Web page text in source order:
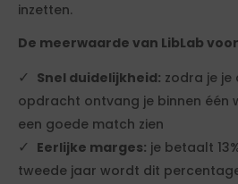
inzetten.
De meerwaarde van LibLab
Snel duidelijkheid: zodra je
opdracht ontvang je binnen één
een goede match zien
Eerlijke marges: je betaalt
tweede jaar wordt dit